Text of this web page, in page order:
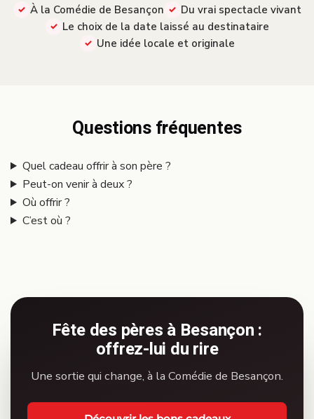
À la Comédie de Besançon
Du vrai spectacle vivant
Le choix de la date laissé au destinataire
Une idée locale et originale
Questions fréquentes
Quel cadeau offrir à son père ?
Peut-on venir à deux ?
Où offrir ?
C’est où ?
Fête des pères à Besançon :
offrez-lui du rire
Une sortie qui change, à la Comédie de Besançon.